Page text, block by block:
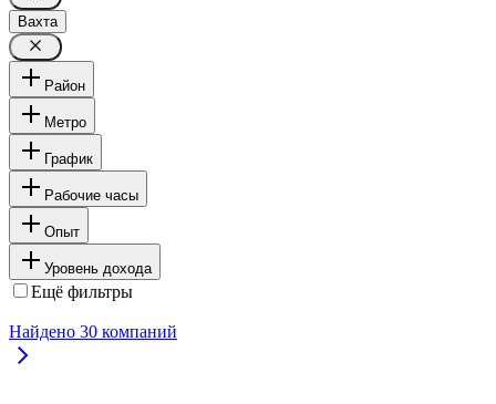
Вахта
Район
Метро
График
Рабочие часы
Опыт
Уровень дохода
Ещё фильтры
Найдено 30 компаний